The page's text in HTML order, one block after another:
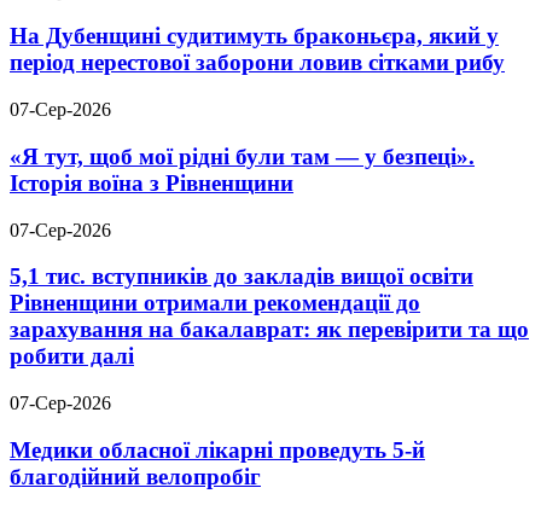
На Дубенщині судитимуть браконьєра, який у
період нерестової заборони ловив сітками рибу
07-Сер-2026
«Я тут, щоб мої рідні були там — у безпеці».
Історія воїна з Рівненщини
07-Сер-2026
5,1 тис. вступників до закладів вищої освіти
Рівненщини отримали рекомендації до
зарахування на бакалаврат: як перевірити та що
робити далі
07-Сер-2026
Медики обласної лікарні проведуть 5-й
благодійний велопробіг